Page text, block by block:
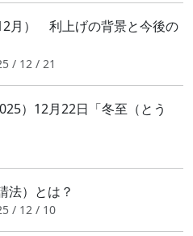
月） 利上げの背景と今後の
/ 12 / 21
）12月22日「冬至（とう
法）とは？
/ 12 / 10